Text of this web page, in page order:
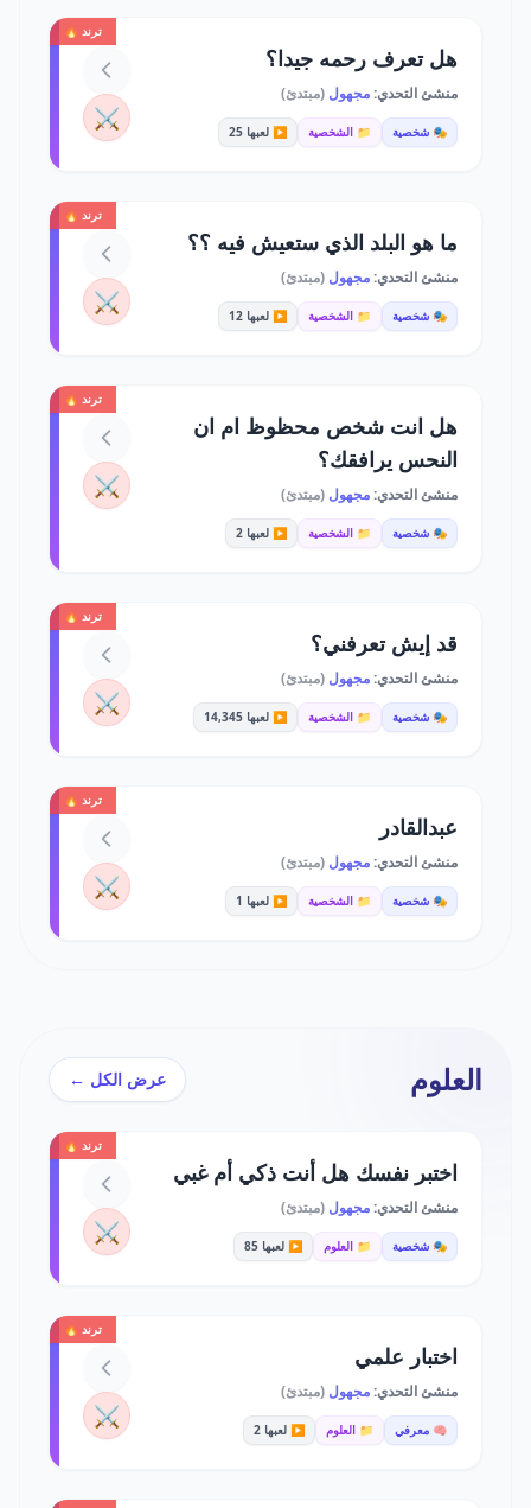
ترند 🔥
هل تعرف رحمه جيدا؟
منشئ التحدي:مجهول (مبتدئ)
🎭 شخصية 📁 الشخصية ▶️ لعبها 25 ⚔️
ترند 🔥
ما هو البلد الذي ستعيش فيه ؟؟
منشئ التحدي:مجهول (مبتدئ)
🎭 شخصية 📁 الشخصية ▶️ لعبها 12 ⚔️
ترند 🔥
هل انت شخص محظوظ ام ان
النحس يرافقك؟
منشئ التحدي:مجهول (مبتدئ)
🎭 شخصية 📁 الشخصية ▶️ لعبها 2
⚔️
ترند 🔥
قد إيش تعرفني؟
منشئ التحدي:مجهول (مبتدئ)
🎭 شخصية 📁 الشخصية ▶️ لعبها 14,345 ⚔️
ترند 🔥
عبدالقادر
منشئ التحدي:مجهول (مبتدئ)
🎭 شخصية 📁 الشخصية ▶️ لعبها 1 ⚔️
العلوم عرض الكل ←
ترند 🔥
اختبر نفسك هل أنت ذكي أم غبي
منشئ التحدي:مجهول (مبتدئ)
🎭 شخصية 📁 العلوم ▶️ لعبها 85 ⚔️
ترند 🔥
اختبار علمي
منشئ التحدي:مجهول (مبتدئ)
🧠 معرفي 📁 العلوم ▶️ لعبها 2 ⚔️